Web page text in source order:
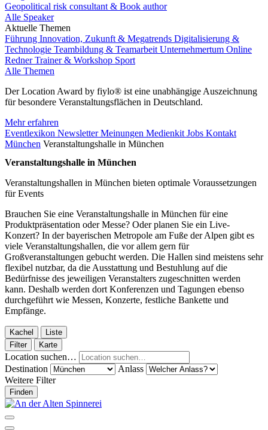
Geopolitical risk consultant & Book author
Alle Speaker
Aktuelle Themen
Führung Innovation, Zukunft & Megatrends Digitalisierung &
Technologie Teambildung & Teamarbeit Unternehmertum Online
RednerTrainer & Workshop Sport
Alle Themen
Der Location Award by fiylo® ist eine unabhängige Auszeichnung
für besondere Veranstaltungsflächen in Deutschland.
Mehr erfahren
Eventlexikon NewsletterMeinungen Medienkit Jobs Kontakt
München Veranstaltungshalle in München
Veranstaltungshalle in München
Veranstaltungshallen in München bieten optimale Voraussetzungen
für Events
Brauchen Sie eine Veranstaltungshalle in München für eine
Produktpräsentation oder Messe? Oder planen Sie ein Live-
Konzert? In der bayerischen Metropole am Fuße der Alpen gibt es
viele Veranstaltungshallen, die vor allem gern für
Großveranstaltungen gebucht werden. Die Hallen sind meistens sehr
flexibel nutzbar, da die Ausstattung und Bestuhlung auf die
Bedürfnisse des jeweiligen Veranstalters zugeschnitten werden
kann. Deshalb werden dort Konferenzen und Tagungen ebenso
durchgeführt wie Messen, Konzerte, festliche Bankette und
Empfänge.
Kachel
Liste
Filter
Karte
Location suchen…
Destination
Anlass
Weitere Filter
Finden